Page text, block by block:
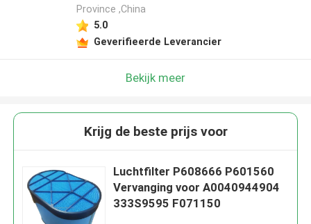
Province ,China
5.0
Geverifieerde Leverancier
Bekijk meer
Krijg de beste prijs voor
Luchtfilter P608666 P601560
Vervanging voor A0040944904
333S9595 F071150